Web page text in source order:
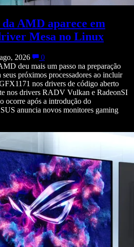
AMD aparece em
Mesa no Linux
2026
0
deu mais um passo na preparação
próximos processadores ao incluir
nos drivers de código aberto
nos drivers RADV Vulkan e RadeonSI
ocorre após a introdução do
anuncia novos monitores gaming